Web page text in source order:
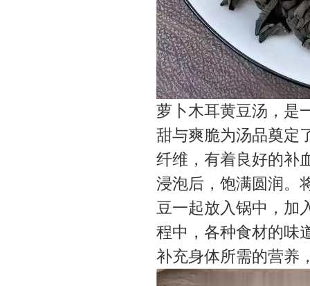
萝卜木耳黄豆汤，是
甜与爽脆为汤品奠定
纤维，有着良好的补
浸泡后，饱满圆润。
豆一起放入锅中，加
程中，各种食材的味
补充身体所需的营养